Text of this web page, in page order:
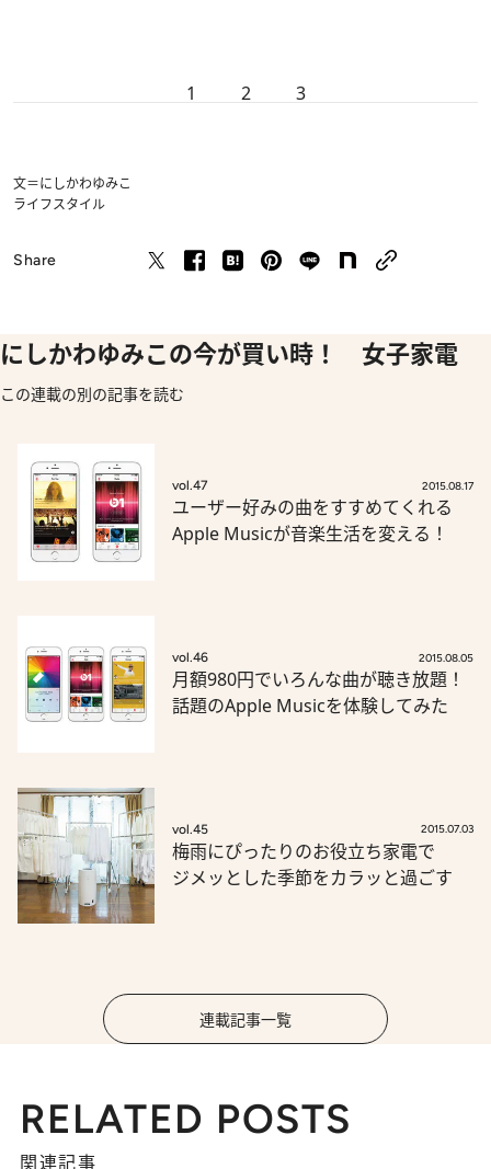
1 2 3
文＝にしかわゆみこ
ライフスタイル
Share
にしかわゆみこの今が買い時！ 女子家電
この連載の別の記事を読む
vol.47 2015.08.17
ユーザー好みの曲をすすめてくれる
Apple Musicが音楽生活を変える！
vol.46 2015.08.05
月額980円でいろんな曲が聴き放題！
話題のApple Musicを体験してみた
vol.45 2015.07.03
梅雨にぴったりのお役立ち家電で
ジメッとした季節をカラッと過ごす
連載記事一覧
RELATED POSTS
関連記事